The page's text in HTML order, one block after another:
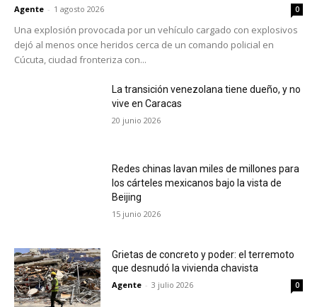
Agente - 1 agosto 2026 0
Una explosión provocada por un vehículo cargado con explosivos
dejó al menos once heridos cerca de un comando policial en
Cúcuta, ciudad fronteriza con...
La transición venezolana tiene dueño, y no
vive en Caracas
20 junio 2026
Redes chinas lavan miles de millones para
los cárteles mexicanos bajo la vista de
Beijing
15 junio 2026
Grietas de concreto y poder: el terremoto
que desnudó la vivienda chavista
Agente - 3 julio 2026 0